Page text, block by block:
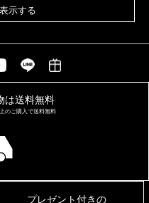
示する
は送料無料
のご購入で送料無料
プレゼント付きの